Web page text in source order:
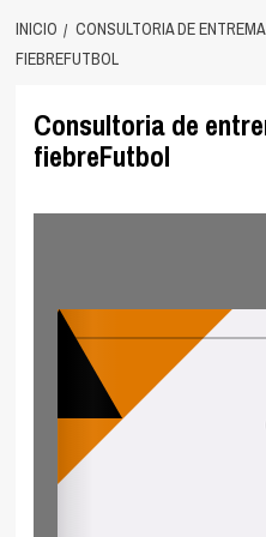
INICIO
CONSULTORIA DE
FIEBREFUTBOL
Consultoria de
fiebreFutbol